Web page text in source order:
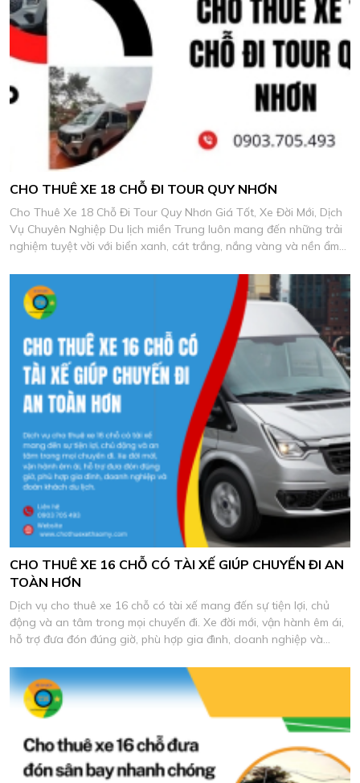
CHO THUÊ XE 18 CHỖ ĐI TOUR QUY NHƠN
Cho Thuê Xe 18 Chỗ Đi Tour Quy Nhơn Giá Tốt, Xe Đời Mới, Dịch
Vụ Chuyên Nghiệp Du lịch miền Trung luôn mang đến những trải
nghiệm tuyệt vời với biển xanh, cát trắng, nắng vàng và nền ẩm
CHO THUÊ XE 16 CHỖ CÓ TÀI XẾ GIÚP CHUYẾN ĐI AN
TOÀN HƠN
Dịch vụ cho thuê xe 16 chỗ có tài xế mang đến sự tiện lợi, chủ
động và an tâm trong mọi chuyến đi. Xe đời mới, vận hành êm ái,
hỗ trợ đưa đón đúng giờ, phù hợp gia đình, doanh nghiệp và